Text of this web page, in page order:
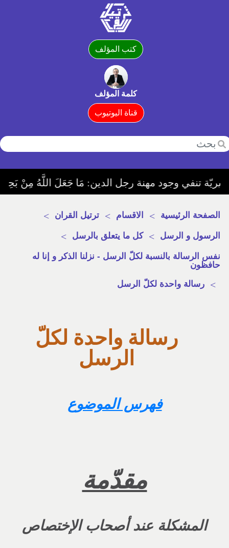
كتب المؤلف
كلمة المؤلف
قناة اليوتيوب
مهنة رجل الدين: مَا جَعَلَ اللَّهُ مِنْ بَحِيرَةٍ وَلَا سَائِبَةٍ وَلَا وَصِيلَةٍ وَلَا حَامٍ وَلَكِنَّ الَّذِينَ كَفَرُوا يَفْتَرُونَ عَلَى اللَّهِ الْكَذِبَ
الصفحة الرئيسية>الاقسام>ترتيل القران >
الرسول و الرسل>كل ما يتعلق بالرسل>
نفس الرسالة بالنسبة لكلّ الرسل - نزلنا الذكر و إنا له
حافظون
>رسالة واحدة لكلّ الرسل
رسالة واحدة لكلّ
الرسل
فهرس الموضوع
مقدّمة
المشكلة عند أصحاب الإختصاص